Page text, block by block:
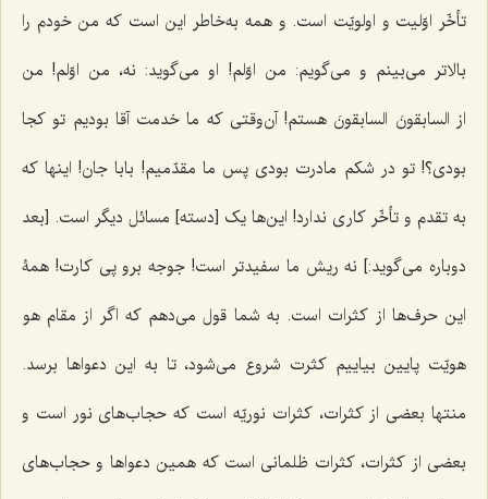
تأخّر اوّلیت و اولویّت است. و همه به‌خاطر این است که من خودم را
بالاتر می‌بینم و می‌گویم: من اوّلم! او می‌گوید: نه، من اوّلم! من
از السابقونَ السابقونَ هستم! آن‌وقتی که ما خدمت آقا بودیم تو کجا
بودی؟! تو در شکم مادرت بودی پس ما مقدّمیم! بابا جان! اینها که
به تقدم و تأخّر کاری ندارد! این‌ها یک [دسته] مسائل دیگر است. [بعد
دوباره می‌گوید:] نه ریش ما سفیدتر است! جوجه برو پی کارت! همۀ
این حرف‌ها از کثرات است. به شما قول می‌دهم که اگر از مقام هو
هویّت پایین بیاییم کثرت شروع می‌شود، تا به این دعواها برسد.
منتها بعضی از کثرات، کثرات نوریّه است که حجاب‌های نور است و
بعضی از کثرات، کثرات ظلمانی است که همین دعواها و حجاب‌های